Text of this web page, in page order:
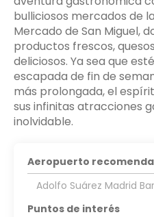
bulliciosos mercados de
Mercado de San Miguel,
productos frescos,
deliciosos. Ya sea que
escapada de fin de
más prolongada, el
sus infinitas atracciones
inolvidable.
Aeropuerto
Adolfo Suárez Madrid
Puntos de interés